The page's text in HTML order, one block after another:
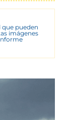
que pueden
imágenes